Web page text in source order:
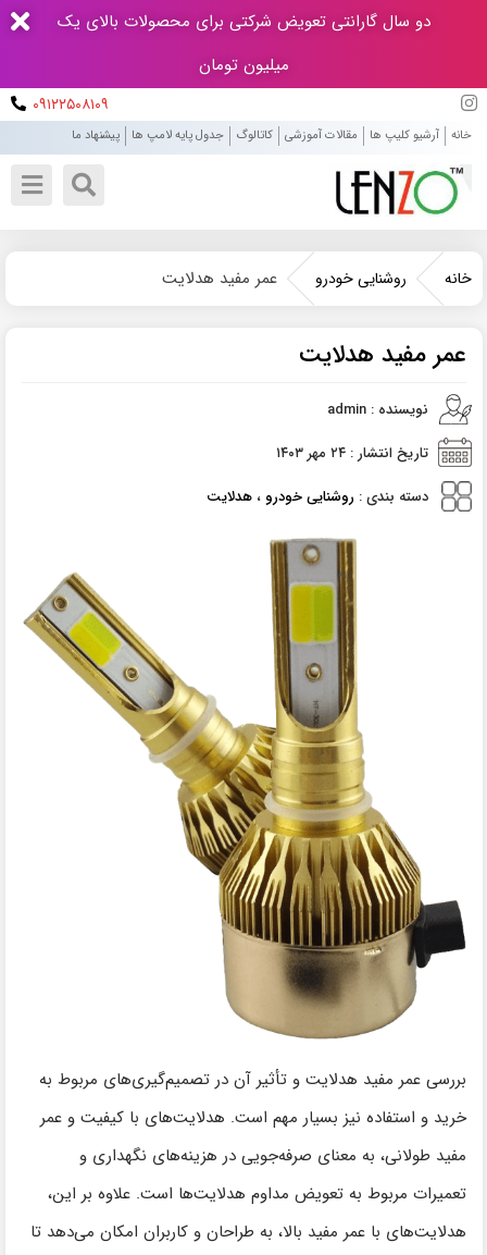
دو سال گارانتی تعویض شرکتی برای محصولات بالای یک
میلیون تومان
۰۹۱۲۲۵۰۸۱۰۹
خانه آرشیو کلیپ ها مقالات آموزشی کاتالوگ جدول پایه لامپ ها پیشنهاد ما
خانه روشنایی خودرو عمر مفید هدلایت
عمر مفید هدلایت
نویسنده : admin
تاریخ انتشار : ۲۴ مهر ۱۴۰۳
دسته بندی : روشنایی خودرو ،هدلایت
بررسی عمر مفید هدلایت و تأثیر آن در تصمیم‌گیری‌های مربوط به
خرید و استفاده نیز بسیار مهم است. هدلایت‌های با کیفیت و عمر
مفید طولانی، به معنای صرفه‌جویی در هزینه‌های نگهداری و
تعمیرات مربوط به تعویض مداوم هدلایت‌ها است. علاوه بر این،
هدلایت‌های با عمر مفید بالا، به طراحان و کاربران امکان می‌دهد تا